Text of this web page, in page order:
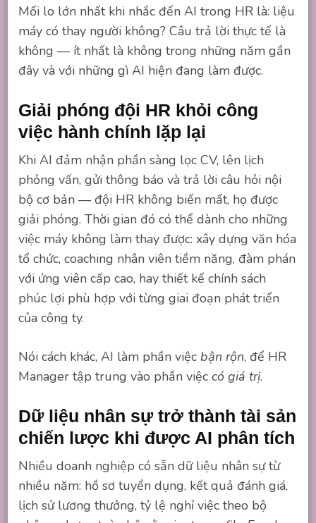
Mối lo lớn nhất khi nhắc đến AI trong HR là: liệu
máy có thay người không? Câu trả lời thực tế là
không — ít nhất là không trong những năm gần
đây và với những gì AI hiện đang làm được.
Giải phóng đội HR khỏi công
việc hành chính lặp lại
Khi AI đảm nhận phần sàng lọc CV, lên lịch
phỏng vấn, gửi thông báo và trả lời câu hỏi nội
bộ cơ bản — đội HR không biến mất, họ được
giải phóng. Thời gian đó có thể dành cho những
việc máy không làm thay được: xây dựng văn hóa
tổ chức, coaching nhân viên tiềm năng, đàm phán
với ứng viên cấp cao, hay thiết kế chính sách
phúc lợi phù hợp với từng giai đoạn phát triển
của công ty.
Nói cách khác, AI làm phần việcbận rộn, để HR
Manager tập trung vào phần việccó giá trị.
Dữ liệu nhân sự trở thành tài sản
chiến lược khi được AI phân tích
Nhiều doanh nghiệp có sẵn dữ liệu nhân sự từ
nhiều năm: hồ sơ tuyển dụng, kết quả đánh giá,
lịch sử lương thưởng, tỷ lệ nghỉ việc theo bộ